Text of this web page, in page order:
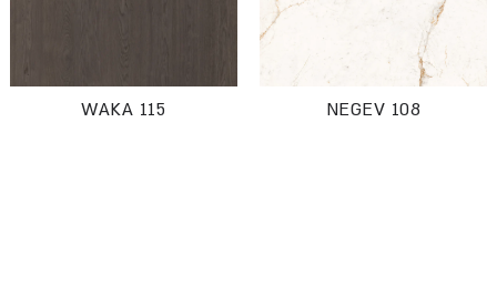
NEGEV 108
WAKA 115